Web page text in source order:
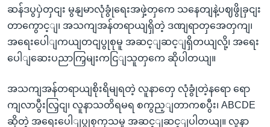
ဆန်ဒပွပှဲတှငျး မွနျမာလုံခွုံရေးအဖှဲ့တှကေ သနေတျနဲ့ပဈဖွိုခှငျး
တာကွောင့ျ၊ အသကျအန်တရာယျရှိတဲ့ ဒဏျရာတှအေတှကျ၊
အရေးပေါျကယျတငျပွုစုမူ အဆင့ျဆင့ျရှိတယျလို့၊ အရေး
ပေါျဆေးပညာကြှမျးကငြျသူတှကေ ဆိုပါတယျ။
အသကျအန်တရာယျစိုးရိမျရတဲ့ လူနာတှေ လုံခွုံတဲ့နရော ရော
ကျလာပွီးလြှငျ၊ လူနာသတိရမရ စကွည့ျတာကစပွီး၊ ABCDE
ဆိုတဲ့ အရေးပေါျပွုစုကုသမူ အဆင့ျဆင့ျပါတယျ။ လူနာ